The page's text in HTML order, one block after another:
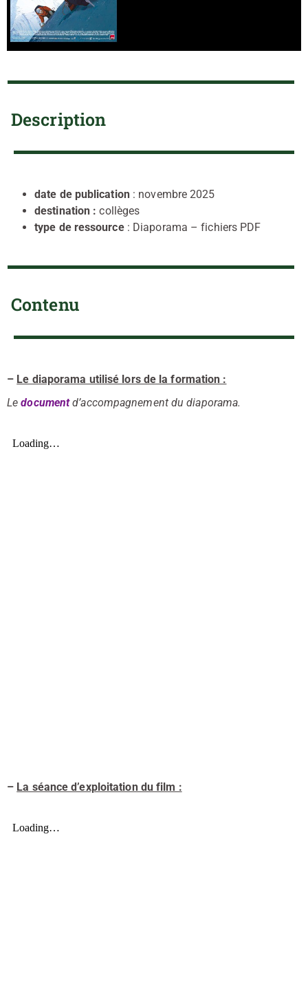
Description
date de publication: novembre 2025
destination :collèges
type de ressource: Diaporama – fichiers PDF
Contenu
– Le diaporama utilisé lors de la formation :
Ledocumentd’accompagnement du diaporama.
– La séance d’exploitation du film :